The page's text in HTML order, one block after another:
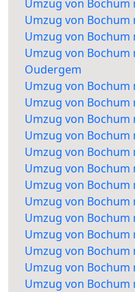
Umzug von Bochum
Umzug von Bochum
Umzug von Bochum
Umzug von Bochum
Oudergem
Umzug von Bochum
Umzug von Bochum
Umzug von Bochum
Umzug von Bochum
Umzug von Bochum
Umzug von Bochum
Umzug von Bochum
Umzug von Bochum
Umzug von Bochum
Umzug von Bochum
Umzug von Bochum
Umzug von Bochum
Umzug von Bochum